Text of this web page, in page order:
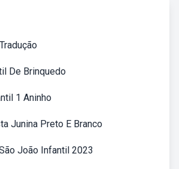
De Brinquedo
1 Aninho
Junina Preto E Branco
João Infantil 2023